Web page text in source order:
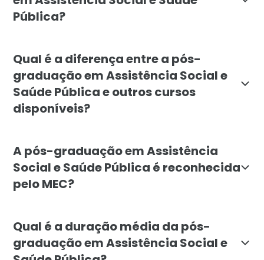
Pública?
Qual é a diferença entre a pós-
graduação em Assistência Social e
Saúde Pública e outros cursos
disponíveis?
A pós-graduação em Assistência
Social e Saúde Pública é reconhecida
pelo MEC?
Qual é a duração média da pós-
graduação em Assistência Social e